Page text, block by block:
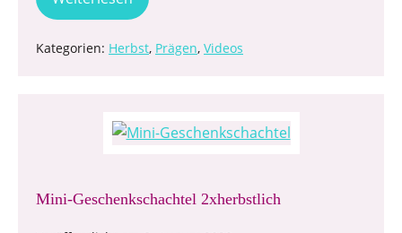
Kategorien: Herbst, Prägen, Videos
Mini-Geschenkschachtel 2xherbstlich